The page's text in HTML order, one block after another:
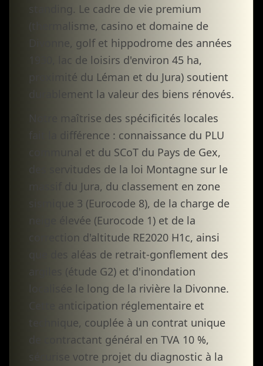
standing. Le cadre de vie premium
(thermalisme, casino et domaine de
Divonne, golf et hippodrome des années
1930, lac de loisirs d'environ 45 ha,
proximité du Léman et du Jura) soutient
durablement la valeur des biens rénovés.
Notre maîtrise des spécificités locales
fait la différence : connaissance du PLU
communal et du SCoT du Pays de Gex,
des servitudes de la loi Montagne sur le
massif du Jura, du classement en zone
sismique 3 (Eurocode 8), de la charge de
neige élevée (Eurocode 1) et de la
correction d'altitude RE2020 H1c, ainsi
que des aléas de retrait-gonflement des
argiles (étude G2) et d'inondation
localisée le long de la rivière la Divonne.
Cette anticipation réglementaire et
technique, couplée à un contrat unique
de contractant général en TVA 10 %,
sécurise votre projet du diagnostic à la